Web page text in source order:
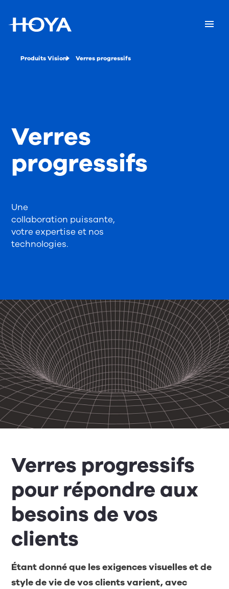
Produits Vision Verres progressifs
Une
collaboration puissante,
votre expertise et nos
technologies.
Verres
progressifs
Verres progressifs
pour répondre aux
besoins de vos
clients
Étant donné que les exigences visuelles et de
style de vie de vos clients varient, avec